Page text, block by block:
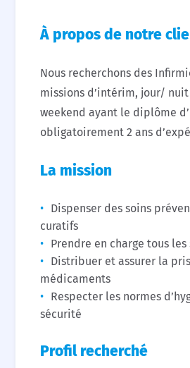
À propos de notre
Nous recherchons des
missions d’intérim, jour/
weekend ayant le diplôme
obligatoirement 2 ans
La mission
Dispenser des soins
curatifs
Prendre en charge tous
Distribuer et assurer la
médicaments
Respecter les normes
sécurité
Profil recherché